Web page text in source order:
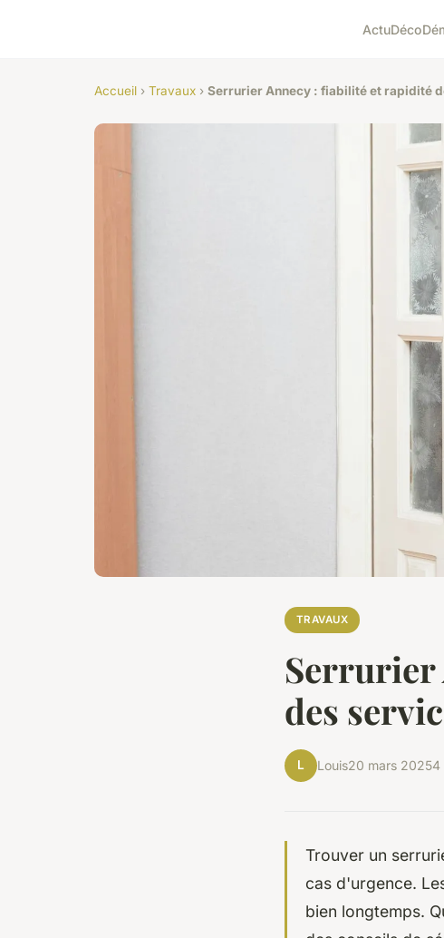
ActuDéco
Accueil › Travaux › Serrurier Annecy : fiabilité et rapidité
TRAVAUX
Serrurier
des
L Louis20 mars 20254
Trouver un
cas d'urgence.
bien longtemps.